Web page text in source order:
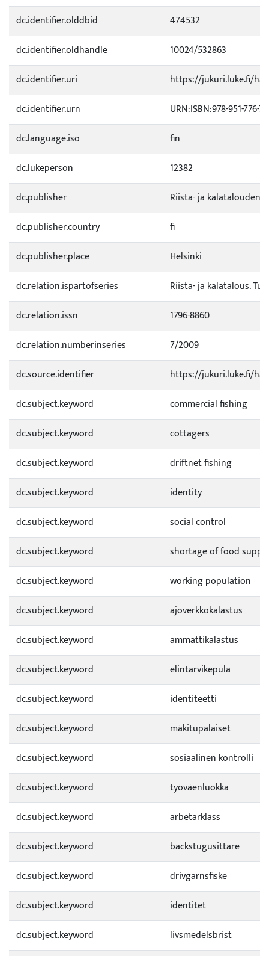
dc.identifier.olddbid
474532
dc.identifier.oldhandle
10024/532863
dc.identifier.uri
https://jukuri.luke.fi/
dc.identifier.urn
URN:ISBN:978-951-776-
dc.language.iso
fin
dc.lukeperson
12382
dc.publisher
Riista- ja kalatalouden
dc.publisher.country
fi
dc.publisher.place
Helsinki
dc.relation.ispartofseries
Riista- ja kalatalous.
dc.relation.issn
1796-8860
dc.relation.numberinseries
7/2009
dc.source.identifier
https://jukuri.luke.fi/
dc.subject.keyword
commercial fishing
dc.subject.keyword
cottagers
dc.subject.keyword
driftnet fishing
dc.subject.keyword
identity
dc.subject.keyword
social control
dc.subject.keyword
shortage of food
dc.subject.keyword
working population
dc.subject.keyword
ajoverkkokalastus
dc.subject.keyword
ammattikalastus
dc.subject.keyword
elintarvikepula
dc.subject.keyword
identiteetti
dc.subject.keyword
mäkitupalaiset
dc.subject.keyword
sosiaalinen kontrolli
dc.subject.keyword
työväenluokka
dc.subject.keyword
arbetarklass
dc.subject.keyword
backstugusittare
dc.subject.keyword
drivgarnsfiske
dc.subject.keyword
identitet
dc.subject.keyword
livsmedelsbrist